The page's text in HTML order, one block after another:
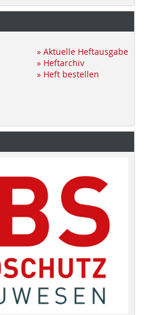
» Aktuelle Heftausgabe
» Heftarchiv
» Heft bestellen